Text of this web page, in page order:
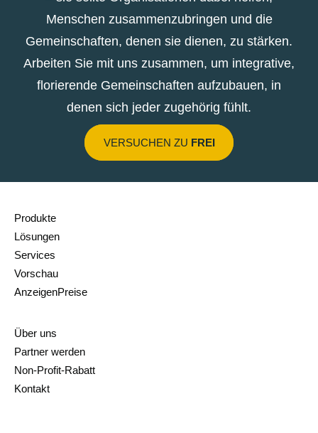
Menschen zusammenzubringen und die
Gemeinschaften, denen sie dienen, zu stärken.
Arbeiten Sie mit uns zusammen, um integrative,
florierende Gemeinschaften aufzubauen, in
denen sich jeder zugehörig fühlt.
VERSUCHEN ZU FREI
Produkte
Lösungen
Services
Vorschau
AnzeigenPreise
Über uns
Partner werden
Non-Profit-Rabatt
Kontakt